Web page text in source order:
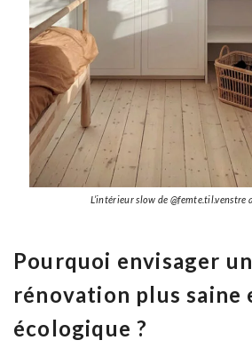
L’intérieur slow de @femte.til.venstre
Pourquoi envisager
rénovation plus saine
écologique ?